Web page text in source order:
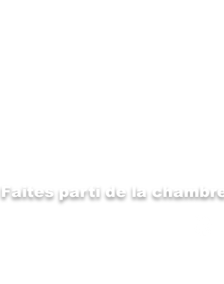
Faites parti de la